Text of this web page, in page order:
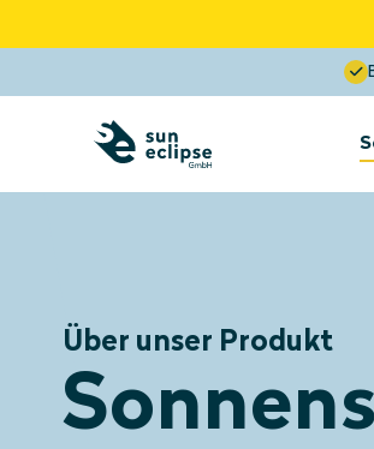
Sonnenschutz
außen
Optimale Sicht
Über unser Produkt